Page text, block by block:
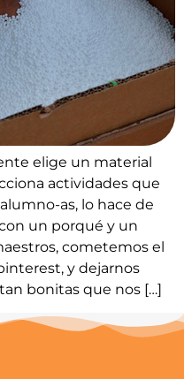
elige un material
actividades que
as, lo hace de
un porqué y un
cometemos el
y dejarnos
bonitas que nos […]